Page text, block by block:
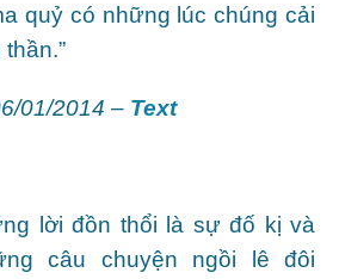
quỷ có những lúc chúng cải
01/2014 – Text
lời đồn thổi là sự đố kị và
câu chuyện ngồi lê đôi